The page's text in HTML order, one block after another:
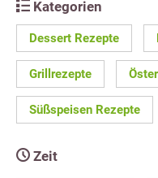
Kategorien
Dessert Rezepte
Grillrezepte
Süßspeisen Rezepte
Zeit